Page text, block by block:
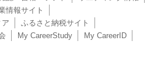
情報サイト
ふるさと納税サイト
My CareerStudy
My CareerID